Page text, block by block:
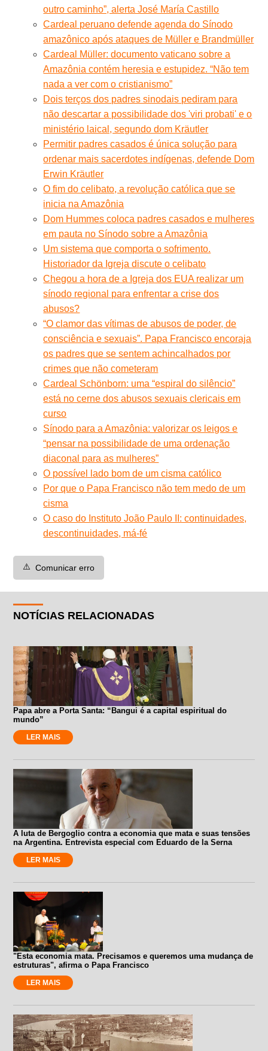
outro caminho”, alerta José María Castillo
Cardeal peruano defende agenda do Sínodo
amazônico após ataques de Müller e Brandmüller
Cardeal Müller: documento vaticano sobre a
Amazônia contém heresia e estupidez. “Não tem
nada a ver com o cristianismo”
Dois terços dos padres sinodais pediram para
não descartar a possibilidade dos 'viri probati' e o
ministério laical, segundo dom Kräutler
Permitir padres casados é única solução para
ordenar mais sacerdotes indígenas, defende Dom
Erwin Kräutler
O fim do celibato, a revolução católica que se
inicia na Amazônia
Dom Hummes coloca padres casados e mulheres
em pauta no Sínodo sobre a Amazônia
Um sistema que comporta o sofrimento.
Historiador da Igreja discute o celibato
Chegou a hora de a Igreja dos EUA realizar um
sínodo regional para enfrentar a crise dos
abusos?
“O clamor das vítimas de abusos de poder, de
consciência e sexuais”. Papa Francisco encoraja
os padres que se sentem achincalhados por
crimes que não cometeram
Cardeal Schönborn: uma “espiral do silêncio”
está no cerne dos abusos sexuais clericais em
curso
Sínodo para a Amazônia: valorizar os leigos e
“pensar na possibilidade de uma ordenação
diaconal para as mulheres”
O possível lado bom de um cisma católico
Por que o Papa Francisco não tem medo de um
cisma
O caso do Instituto João Paulo II: continuidades,
descontinuidades, má-fé
⚠️ Comunicar erro
NOTÍCIAS RELACIONADAS
Papa abre a Porta Santa: “Bangui é a capital espiritual do
mundo”
LER MAIS
A luta de Bergoglio contra a economia que mata e suas tensões
na Argentina. Entrevista especial com Eduardo de la Serna
LER MAIS
"Esta economia mata. Precisamos e queremos uma mudança de
estruturas", afirma o Papa Francisco
LER MAIS